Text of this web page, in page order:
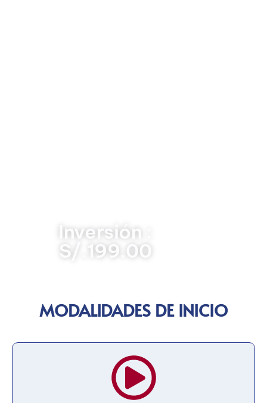
Inversión :
S/.199.00
MODALIDADES DE INICIO